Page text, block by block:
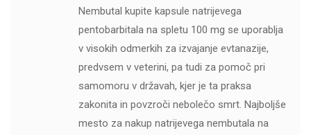
Nembutal kupite kapsule natrijevega
pentobarbitala na spletu 100 mg se uporablja
v visokih odmerkih za izvajanje evtanazije,
predvsem v veterini, pa tudi za pomoč pri
samomoru v državah, kjer je ta praksa
zakonita in povzroči nebolečo smrt. Najboljše
mesto za nakup natrijevega nembutala na